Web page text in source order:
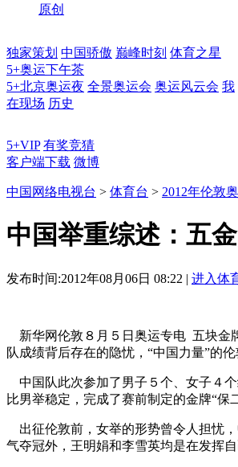
原创
独家策划 中国骄傲 巅峰时刻 体育之星
5+奥运下午茶
5+北京奥运夜 全景奥运会 奥运风云会 我
在现场 历史
5+VIP 有奖竞猜
客户端下载 微博
中国网络电视台 > 体育台 > 2012年伦敦
中国举重综述：五
发布时间:2012年08月06日 08:22 | 进入体
新华网伦敦８月５日奥运专电 五块金
队成绩背后存在的隐忧，“中国力量”的伦
中国队此次参加了男子５个、女子４
比男举稳定，完成了赛前制定的金牌“保
出征伦敦前，女举的形势曾令人担忧
气夺冠外，王明娟和李雪英均是在发挥